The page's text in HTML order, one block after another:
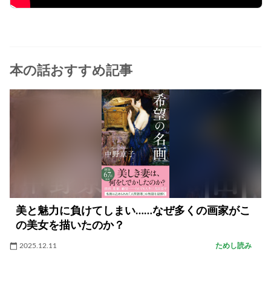
本の話おすすめ記事
美と魅力に負けてしまい……なぜ多くの画家がこ
の美女を描いたのか？
2025.12.11 ためし読み